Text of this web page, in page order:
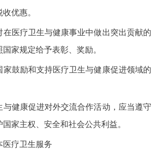
优惠。
医疗卫生与健康事业中做出突出贡献的
家规定给予表彰、奖励。
鼓励和支持医疗卫生与健康促进领域的
与健康促进对外交流合作活动，应当遵守
家主权、安全和社会公共利益。
疗卫生服务